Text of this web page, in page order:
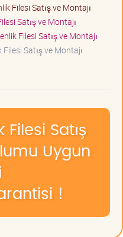
Filesi Satış ve Montajı
Satış ve Montajı
Filesi Satış ve Montajı
Satış ve Montajı
Satış
Uygun
!